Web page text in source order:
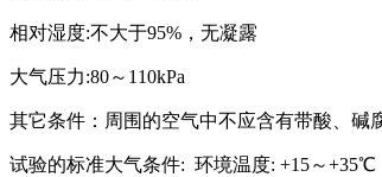
相对湿度:不大于95%，无凝露
大气压力:80～110kPa
其它条件：周围的空气中不应含有带酸、碱
试验的标准大气条件: 环境温度: +15～+35℃